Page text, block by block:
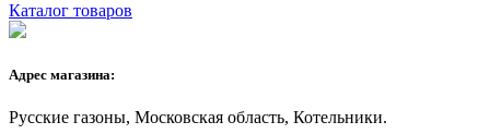
Каталог товаров
Адрес магазина:
Русские газоны, Московская область, Котельники.